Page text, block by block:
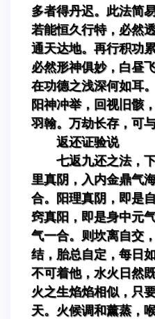
多者得丹迟。此法简
若能恒久行特，必然
通天达地。再行积功
必然形神俱妙，白昼
在功德之浅深何如耳
阳神冲举，回视旧骸
羽翰。万劫长存，可
返还证验说
七返九还之法，
里真阴，入内金鼎气
合。阳理真阴，即是
窍真阳，即是身中元
气一合。则坎离自交
结，胎总自定，每日
不可着他，水火日然
火之生焰焰相似，只
天。火候调和薰蒸，